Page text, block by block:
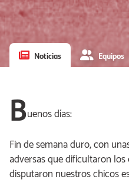
Noticias Equipos
Buenos días:
Fin de semana duro, con
adversas que dificultaron
disputaron nuestros chicos